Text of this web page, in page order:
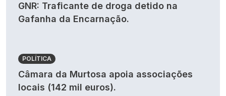
GNR: Traficante de droga detido na
Gafanha da Encarnação.
POLÍTICA
Câmara da Murtosa apoia associações
locais (142 mil euros).